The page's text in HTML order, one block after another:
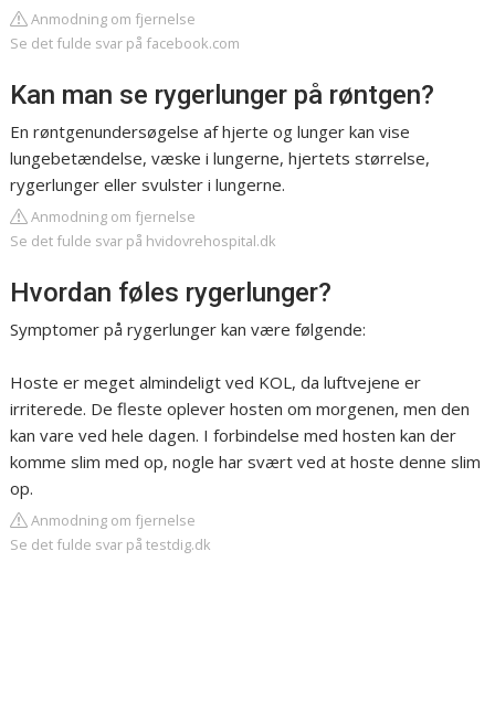
Anmodning om fjernelse
Se det fulde svar på facebook.com
Kan man se rygerlunger på røntgen?
En røntgenundersøgelse af hjerte og lunger kan vise
lungebetændelse, væske i lungerne, hjertets størrelse,
rygerlunger eller svulster i lungerne.
Anmodning om fjernelse
Se det fulde svar på hvidovrehospital.dk
Hvordan føles rygerlunger?
Symptomer på rygerlunger kan være følgende:
Hoste er meget almindeligt ved KOL, da luftvejene er
irriterede. De fleste oplever hosten om morgenen, men den
kan vare ved hele dagen. I forbindelse med hosten kan der
komme slim med op, nogle har svært ved at hoste denne slim
op.
Anmodning om fjernelse
Se det fulde svar på testdig.dk